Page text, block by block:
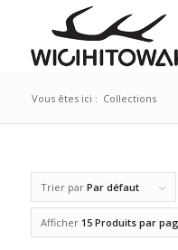
Vous êtes ici : Collections
Trier par Par défaut
Afficher 15 Produits par